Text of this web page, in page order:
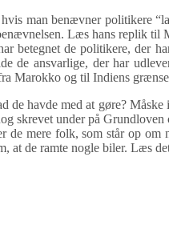
man benævner politikere
Læs hans replik til
betegnet de politikere, der
de ansvarlige, der har
Marokko og til Indiens
de havde med at gøre?
skrevet under på
de mere folk, som står op om
at de ramte nogle biler. Læs